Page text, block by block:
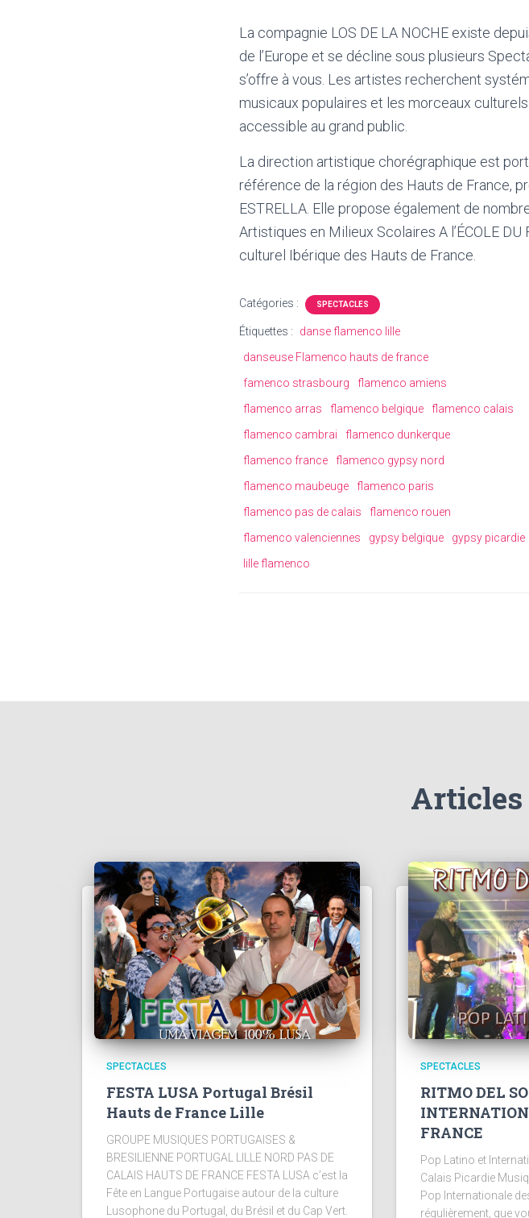
La compagnie LOS DE LA NOCHE existe
de l’Europe et se décline sous plusieurs
s’offre à vous. Les artistes recherchent
musicaux populaires et les morceaux
accessible au grand public.
La direction artistique chorégraphique est
référence de la région des Hauts de France,
ESTRELLA. Elle propose également de
Artistiques en Milieux Scolaires A l’ÉCOLE
culturel Ibérique des Hauts de France.
Catégories : SPECTACLES
Étiquettes :
danse flamenco lille
danseuse Flamenco hauts de france
famenco strasbourg
flamenco amiens
flamenco arras
flamenco belgique
flamenco calais
flamenco cambrai
flamenco dunkerque
flamenco france
flamenco gypsy nord
flamenco maubeuge
flamenco paris
flamenco pas de calais
flamenco rouen
flamenco valenciennes
gypsy belgique
gypsy picardie
lille flamenco
SPECTACLES
FESTA LUSA Portugal Brésil
Hauts de France Lille
GROUPE MUSIQUES PORTUGAISES &
BRESILIENNE PORTUGAL LILLE NORD PAS DE
CALAIS HAUTS DE FRANCE FESTA LUSA c’est la
Fête en Langue Portugaise autour de la culture
Lusophone du Portugal, du Brésil et du Cap Vert.
SPECTACLES
RITMO DEL
FRANCE
Pop Latino et
Calais Picardie
Pop Internationale
régulièrement, que